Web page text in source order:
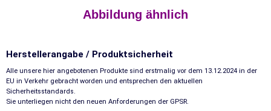
Abbildung ähnlich
Herstellerangabe / Produktsicherheit
Alle unsere hier angebotenen Produkte sind erstmalig vor dem 13.12.2024 in der
EU in Verkehr gebracht worden und entsprechen den aktuellen
Sicherheitsstandards.
Sie unterliegen nicht den neuen Anforderungen der GPSR.